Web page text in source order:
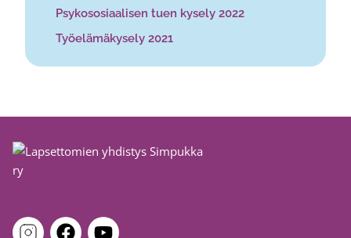
Psykososiaalisen tuen kysely 2022
Työelämäkysely 2021